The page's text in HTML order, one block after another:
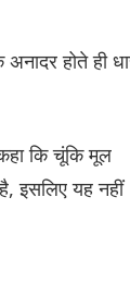
होते ही
कि चूंकि मूल
इसलिए यह नहीं